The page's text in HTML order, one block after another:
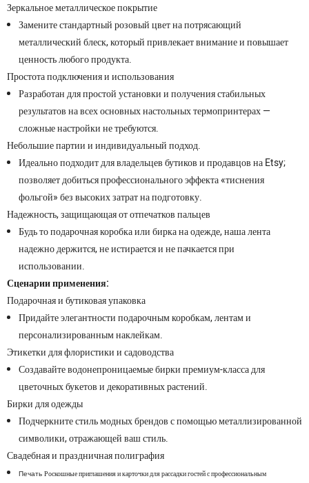
Зеркальное металлическое покрытие
Замените стандартный розовый цвет на потрясающий
металлический блеск, который привлекает внимание и повышает
ценность любого продукта.
Простота подключения и использования
Разработан для простой установки и получения стабильных
результатов на всех основных настольных термопринтерах —
сложные настройки не требуются.
Небольшие партии и индивидуальный подход.
Идеально подходит для владельцев бутиков и продавцов на Etsy;
позволяет добиться профессионального эффекта «тиснения
фольгой» без высоких затрат на подготовку.
Надежность, защищающая от отпечатков пальцев
Будь то подарочная коробка или бирка на одежде, наша лента
надежно держится, не истирается и не пачкается при
использовании.
Сценарии применения:
Подарочная и бутиковая упаковка
Придайте элегантности подарочным коробкам, лентам и
персонализированным наклейкам.
Этикетки для флористики и садоводства
Создавайте водонепроницаемые бирки премиум-класса для
цветочных букетов и декоративных растений.
Бирки для одежды
Подчеркните стиль модных брендов с помощью металлизированной
символики, отражающей ваш стиль.
Свадебная и праздничная полиграфия
Печать Роскошные приглашения и карточки для рассадки гостей с профессиональным